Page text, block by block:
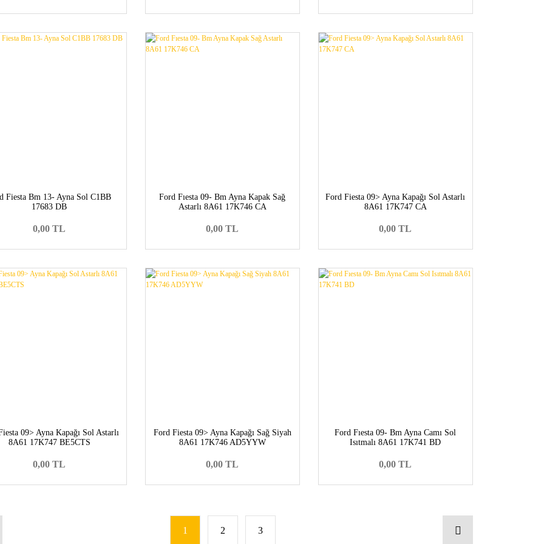
Fiesta Bm 13- Ayna Sol C1BB
17683 DB
0,00 TL
Ford Fıesta 09- Bm Ayna Kapak Sağ
Astarlı 8A61 17K746 CA
0,00 TL
Ford Fiesta 09> Ayna Kapağı Sol Astarlı
8A61 17K747 CA
0,00 TL
09> Ayna Kapağı Sol Astarlı
8A61 17K747 BE5CTS
0,00 TL
Ford Fiesta 09> Ayna Kapağı Sağ Siyah
8A61 17K746 AD5YYW
0,00 TL
Ford Fıesta 09- Bm Ayna Camı Sol
Isıtmalı 8A61 17K741 BD
0,00 TL
1 2 3